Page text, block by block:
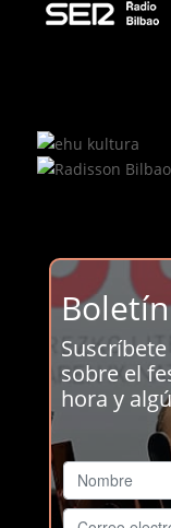
sobre el
hora y